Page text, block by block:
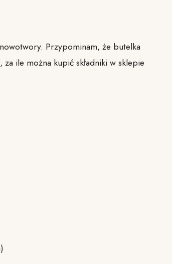
Przypominam, że butelka
ile można kupić składniki w sklepie